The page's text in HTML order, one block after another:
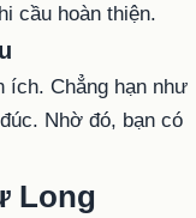
cầu hoàn thiện.
ích. Chẳng hạn như
Nhờ đó, bạn có
Long